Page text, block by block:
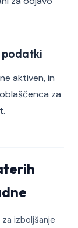
podatki
aktiven, in
za
izboljšanje